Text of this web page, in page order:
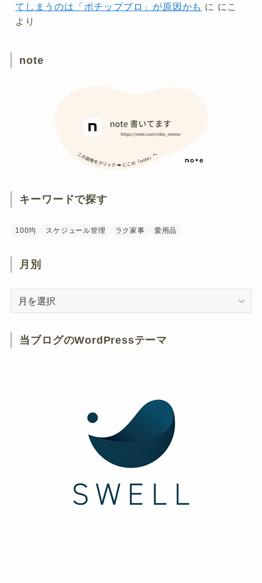
てしまうのは「ポチッププロ」が原因かも に にこ
より
note
キーワードで探す
100均 スケジュール管理 ラク家事 愛用品
月別
当ブログのWordPressテーマ